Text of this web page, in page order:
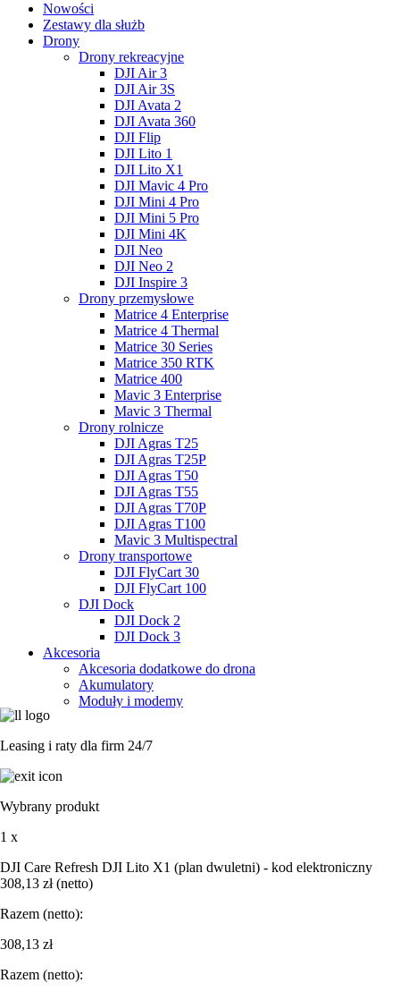
Nowości
Zestawy dla służb
Drony
Drony rekreacyjne
DJI Air 3
DJI Air 3S
DJI Avata 2
DJI Avata 360
DJI Flip
DJI Lito 1
DJI Lito X1
DJI Mavic 4 Pro
DJI Mini 4 Pro
DJI Mini 5 Pro
DJI Mini 4K
DJI Neo
DJI Neo 2
DJI Inspire 3
Drony przemysłowe
Matrice 4 Enterprise
Matrice 4 Thermal
Matrice 30 Series
Matrice 350 RTK
Matrice 400
Mavic 3 Enterprise
Mavic 3 Thermal
Drony rolnicze
DJI Agras T25
DJI Agras T25P
DJI Agras T50
DJI Agras T55
DJI Agras T70P
DJI Agras T100
Mavic 3 Multispectral
Drony transportowe
DJI FlyCart 30
DJI FlyCart 100
DJI Dock
DJI Dock 2
DJI Dock 3
Akcesoria
Akcesoria dodatkowe do drona
Akumulatory
Moduły i modemy
Karty pamięci
Kamery i sensory
Zenmuse P1
Zenmuse H20
Zenmuse H20N
Zenmuse H20T
DJI FlightHub 2
Leasing i raty dla firm 24/7
Wybrany produkt
1 x
DJI Care Refresh DJI Lito X1 (plan dwuletni) - kod elektroniczny
308,13 zł(netto)
Razem (netto):
308,13 zł
Razem (netto):